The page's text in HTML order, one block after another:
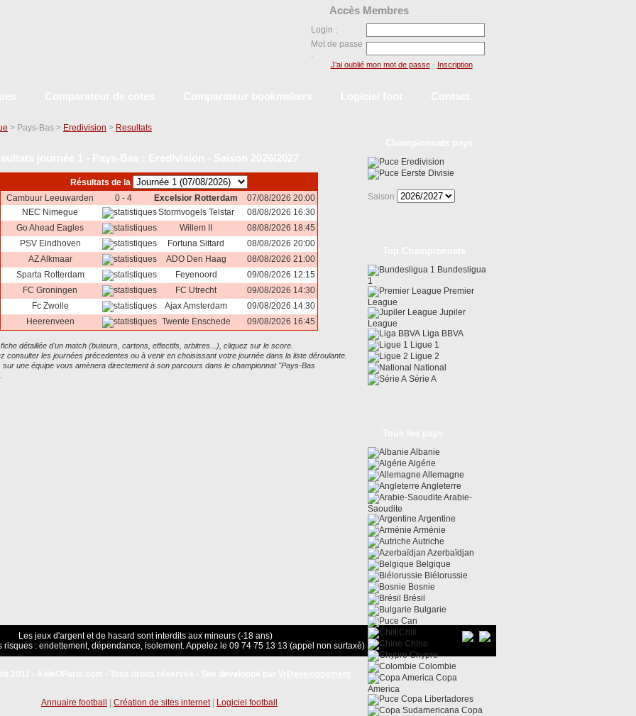
> Pays-Bas > Eredivision > Resultats
Résultats de la
Cambuur Leeuwarden
0 - 4 Excelsior Rotterdam
07/08/2026 20:00
NEC Nimegue
Stormvogels Telstar
08/08/2026 16:30
Go Ahead Eagles
Willem II
08/08/2026 18:45
PSV Eindhoven
Fortuna Sittard
08/08/2026 20:00
AZ Alkmaar
ADO Den Haag
08/08/2026 21:00
Sparta Rotterdam
Feyenoord
09/08/2026 12:15
FC Groningen
FC Utrecht
09/08/2026 14:30
Fc Zwolle
Ajax Amsterdam
09/08/2026 14:30
Heerenveen
Twente Enschede 09/08/2026 16:45
détaillée d'un match (buteurs, cartons, effectifs, arbitres...), cliquez sur le score.
consulter les journées précedentes ou à venir en choisissant votre journée dans la liste déroulante.
sur une équipe vous amènera directement à son parcours dans le championnat "Pays-Bas
Eredivision
Eerste Divisie
Saison
Bundesligua
1
Premier
League
Jupiler
League
Liga BBVA
Ligue 1
Ligue 2
National
Série A
Albanie
Algérie
Allemagne
Angleterre
Arabie-
Saoudite
Argentine
Arménie
Autriche
Azerbaïdjan
Belgique
Biélorussie
Bosnie
Brésil
Bulgarie
Can
Chili
Chine
Chypre
Colombie
Copa
America
Copa Libertadores
Copa
Les jeux d'argent et de hasard sont interdits aux mineurs (-18 ans)
risques : endettement, dépendance, isolement. Appelez le 09 74 75 13 13 (appel non surtaxé)
Annuaire football Création de sites internet| Logiciel football
Accès Membres
Login :
Mot de passe
:
J’ai oublié mon mot de passe- Inscription